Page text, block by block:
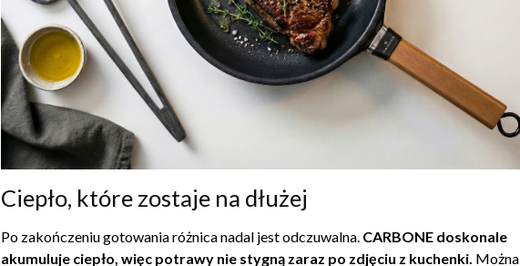
Ciepło, które zostaje na dłużej
Po zakończeniu gotowania różnica nadal jest odczuwalna. CARBONE doskonale
akumuluje ciepło, więc potrawy nie stygną zaraz po zdjęciu z kuchenki. Można